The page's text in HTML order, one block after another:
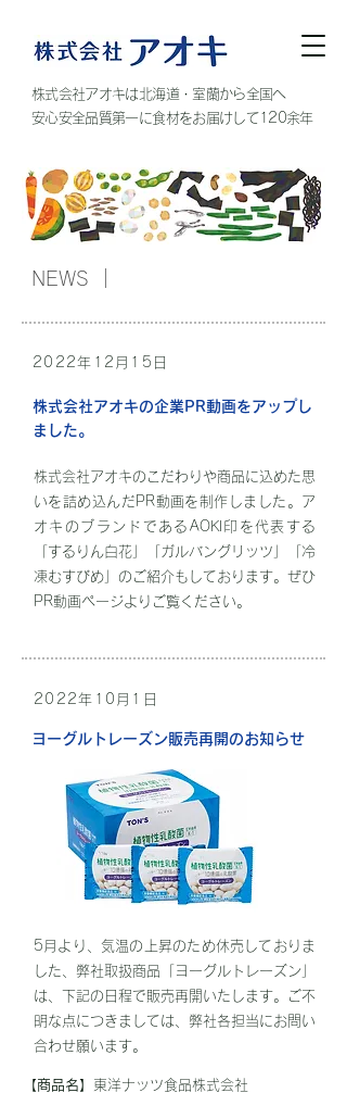
株式会社アオキは北海道・室蘭から全国へ
安心安全品質第一に食材をお届けして120余年
NEWS
2022年12月15日
​株式会社アオキの企業PR動画をアップし
ました。
株式会社アオキのこだわりや商品に込めた思
いを詰め込んだPR動画を制作しました。ア
オキのブランドであるAOKI印を代表する
「するりん白花」「ガルバングリッツ」「冷
凍むすびめ」のご紹介もしております。ぜひ
PR動画ページよりご覧ください。
2022年10月1日
5月より、気温の上昇のため休売しておりま
した、弊社取扱商品「ヨーグルトレーズン」
は、下記の日程で販売再開いたします。ご不
明な点につきましては、弊社各担当にお問い
合わせ願います。
ヨーグルトレーズン販売再開のお知らせ
【商品名】 東洋ナッツ食品株式会社